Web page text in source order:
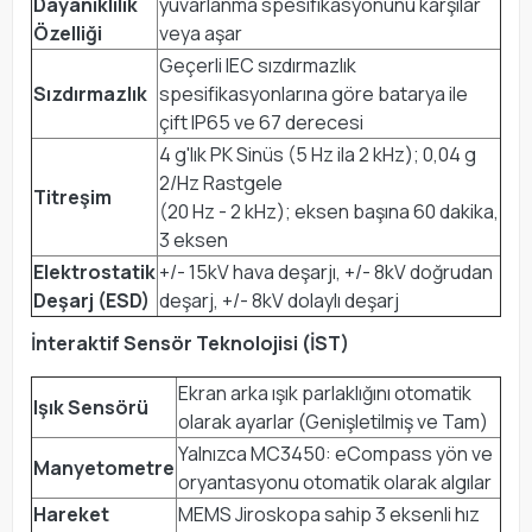
Özelliği
veya aşar
Sızdırmazlık
Geçerli IEC sızdırmazlık
spesifikasyonlarına göre batarya ile
çift IP65 ve 67 derecesi
Titreşim
4 g'lık PK Sinüs (5 Hz ila 2 kHz); 0,04 g
2/Hz Rastgele
(20 Hz - 2 kHz); eksen başına 60 dakika,
3 eksen
Elektrostatik
Deşarj (ESD)
+/- 15kV hava deşarjı, +/- 8kV doğrudan
deşarj, +/- 8kV dolaylı deşarj
İnteraktif Sensör Teknolojisi (İST)
Işık Sensörü
Ekran arka ışık parlaklığını otomatik
olarak ayarlar (Genişletilmiş ve Tam)
Manyetometre
Yalnızca MC3450: eCompass yön ve
oryantasyonu otomatik olarak algılar
Hareket
MEMS Jiroskopa sahip 3 eksenli hız